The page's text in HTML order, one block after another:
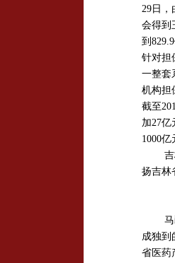
29日，
会得到
到
针对担
一整套
机构担
截至
加27亿
1000
扬吉林
成独到
省医药